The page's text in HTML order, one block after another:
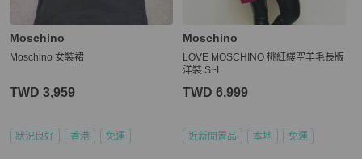
Moschino
Moschino 女裝裙
TWD 3,959
狀況良好 香港 免運
Moschino
LOVE MOSCHINO 桃紅縷空羊毛長版
洋裝 S~L
TWD 6,999
近新閒置品 本地 免運